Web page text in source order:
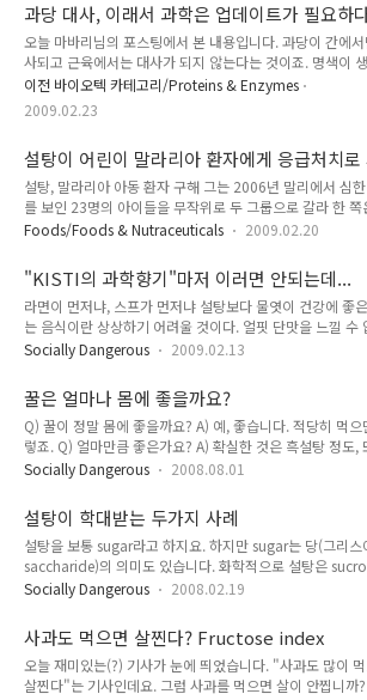
웠던 시절이 있었지요. 또한 어디를 놀러가면 손에 하나 들어
하는 솜사탕도 있었고 두 번 보기 괴로운 영화 에서도 사탕
인공 영호가 공단 야학에서 간 야유회에서 첫사랑 순임에
선물로서 순수를 의미하고 있습니다. 최근에는 소녀시대가
노래를 부르면서 사탕을 들고 춤을 추기도 했습니다. 이렇듯
탕은 달콤함, 동심, 순수 등을..
과당 대사, 이래서 과학은 업데이트가 필요하
오늘 마바리님의 포스팅에서 본 내용입니다. 과당이 간에
사되고 근육에서는 대사가 되지 않는다는 것이죠. 명색이
담당교수인 제가 보기에는 조금 이상하더군요. 분명히 생화
재들에는 과당이 두가지 루트를 통해서 대사된다고 나와 있
요. 아래에서 보는 두가지 과정입니다. 위 그림의 붉은 점선
가지만 서로 다른 효소에 의해 전환된다는 것이죠. 하지만
리님께서는 실제로는 간에서는 전환이 일어나지만 근육이
장에서는 과당이 해당과정으로 들어가지 못한다고 하시는
다. 왜 그럴까 생각해보니 hexokinase에 힌트가 있더군요.
Hexokinase라는 것은 6탄당에 인산을 붙인다는 것인데 과
특이적이 아니라는 것이죠. ..
이전 바이오텍 카테고리/Proteins & Enzymes
2009.02.23
설탕이 어린이 말라리아 환자에게 응급처치로
설탕, 말라리아 아동 환자 구해 그는 2006년 말리에서 심
를 보인 23명의 아이들을 무작위로 두 그룹으로 갈라 한
은 설탕 요법을 쓴 결과 설탕이 포도당 주사와 마찬가지 효
children (AFP) 말라리아는 모기에 의해 걸린다고 생각하지
Plasmodium 들이 사람의 혈액에 들어와 문제를 일으키는
은 희생자를 내는 질병입니다. 말라리아에 대해 잘 정리된
자의 약 8%에게서 저혈당이 오지만 어린이 환자의 경우는
저혈당이..
Foods/Foods & Nutraceuticals 2009.02.20
"KISTI의 과학향기"마저 이러면 안되는데...
라면이 먼저냐, 스프가 먼저냐 설탕보다 물엿이 건강에 좋
는 음식이란 상상하기 어려울 것이다. 얼핏 단맛을 느낄 수
에서 약간의 설탕 정도는 들어가는 것이 보통이다. 물론 당
에너지로 쓰인다. 하지만 당을 지나치게 섭취하면 문제가
는 식품의 경우 여러 가지 식품 첨가물이 들어가는데 그중
이다. 설탕은 사탕수수, 사탕무 등의 식물에서 추출하기 때
려졌다. 하지만 설탕은 그 정제 과정에서 단백질, 미네랄
단맛만을 부각시키기 때문에 인공감미료라고 볼 수 있다. 결..
Socially Dangerous 2009.02.13
꿀은 얼마나 몸에 좋을까요?
Q) 꿀이 정말 몸에 좋을까요? A) 예, 좋습니다. 적당히 먹으
렇죠. Q) 얼마만큼 좋은가요? A) 확실한 것은 흑설탕 정도,
그보다 (약간 또는 많이) 더 좋을 수도 있겠습니다. Q) 아니
에 좋기도 하고 나쁘기도 합니다. Q) 그럼 꿀은 좋기만 하고
지는 않은가요? A) 아니요, 설탕이 나쁘다면 꿀도 나쁠 수 있
니다. 흔히 건강의 3적 어쩌고 해서 3백식품, 백설탕, 흰쌀
조미료를 이야기하는데 사실 뭐 그렇게 일리 있는 이야기가
니다. 그렇다고 일리 없는 이야기도 아니구요. 어제 꽃새우를
뭐 이렇게 광고를 써 놓았더군요. 그게 바로 미원 (조..
Socially Dangerous 2008.08.01
설탕이 학대받는 두가지 사례
설탕을 보통 sugar라고 하지요. 하지만 sugar는 당(그리스
saccharide)의 의미도 있습니다. 화학적으로 설탕은
지요. 그리고 sugars라고 복수로 쓸 경우에는 "당류"라는 뜻
의할 기회가 있어서 자료를 정리하다보니 아직도 국내 방송
설탕의 유해성에 대해 지나치게 과장하고 있는 경우가 많더
한 번은 정말 방송국에 전화를 할 뻔한 적도 있습니다. 그런
과장의 한 복판에는 바로 이 책이 있습니다. 미안한 이야기
Socially Dangerous 2008.02.19
사과도 먹으면 살찐다? Fructose index
오늘 재미있는(?) 기사가 눈에 띄었습니다. "사과도 많이
살찐다"는 기사인데요. 그럼 사과를 먹으면 살이 안찝니까